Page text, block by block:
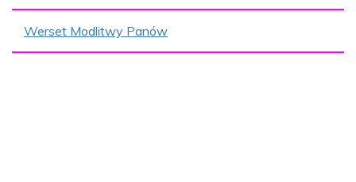
Werset Modlitwy Panów